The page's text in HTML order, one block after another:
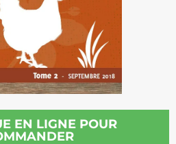
la gestion du plan
dans les élevages
de volailles.
EN LIGNE POUR